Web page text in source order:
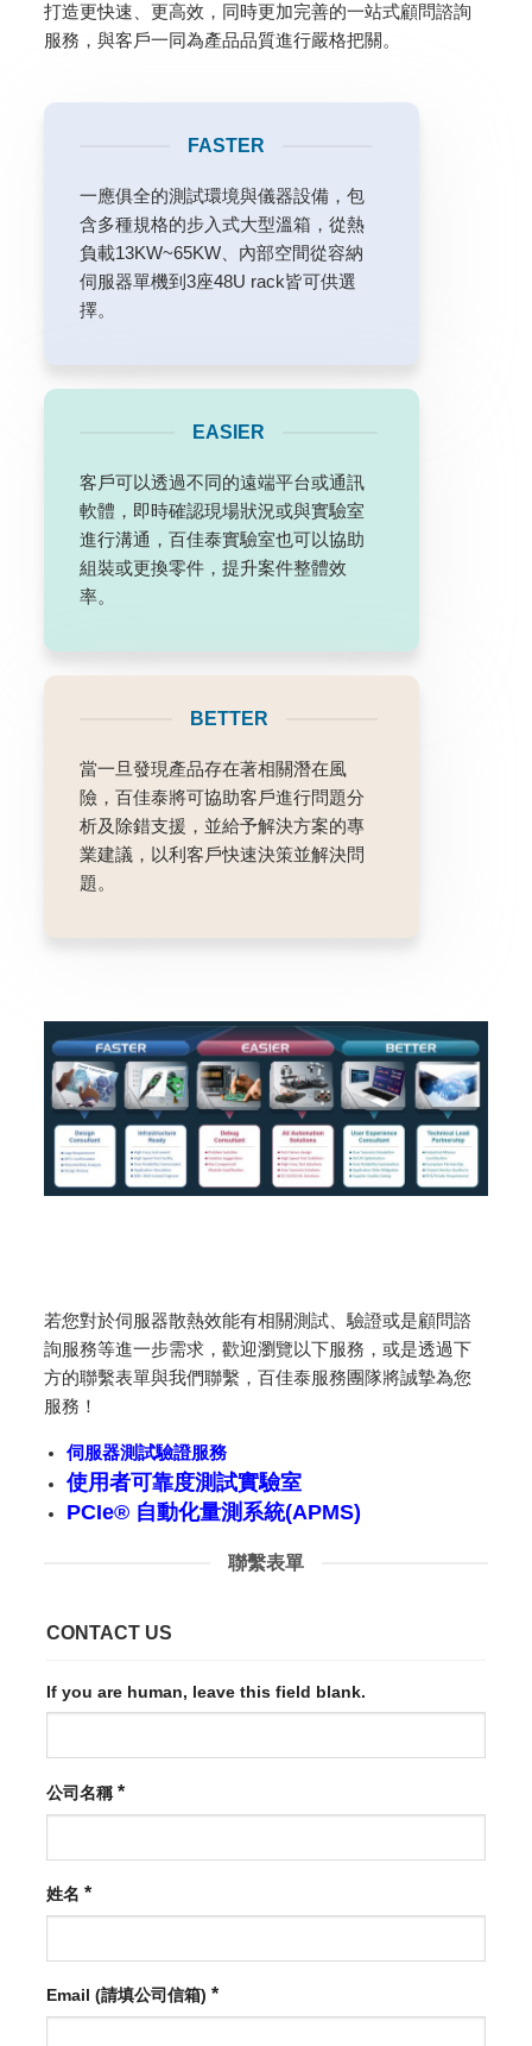
打造更快速、更高效，同時更加完善的一站式顧問諮詢
服務，與客戶一同為產品品質進行嚴格把關。
FASTER
一應俱全的測試環境與儀器設備，包
含多種規格的步入式大型溫箱，從熱
負載13KW~65KW、內部空間從容納
伺服器單機到3座48U rack皆可供選
擇。
EASIER
客戶可以透過不同的遠端平台或通訊
軟體，即時確認現場狀況或與實驗室
進行溝通，百佳泰實驗室也可以協助
組裝或更換零件，提升案件整體效
率。
BETTER
當一旦發現產品存在著相關潛在風
險，百佳泰將可協助客戶進行問題分
析及除錯支援，並給予解決方案的專
業建議，以利客戶快速決策並解決問
題。
若您對於伺服器散熱效能有相關測試、驗證或是顧問諮
詢服務等進一步需求，歡迎瀏覽以下服務，或是透過下
方的聯繫表單與我們聯繫，百佳泰服務團隊將誠摯為您
服務！
伺服器測試驗證服務
使用者可靠度測試實驗室
PCIe® 自動化量測系統(APMS)
聯繫表單
CONTACT US
If you are human, leave this field blank.
公司名稱*
姓名*
Email (請填公司信箱)*